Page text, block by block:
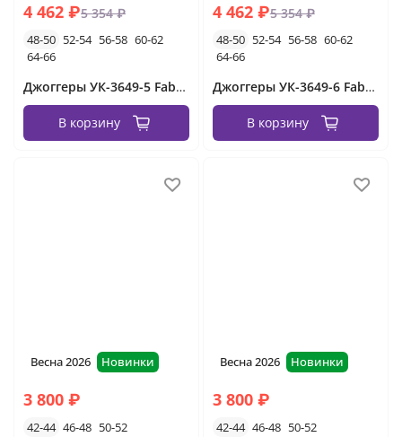
4 462 ₽5 354 ₽
48-50 52-54 56-58 60-62
64-66
Джоггеры УК-3649-5 Fabrika
В корзину
4 462 ₽5 354 ₽
48-50 52-54 56-58 60-62
64-66
Джоггеры УК-3649-6 Fabrika
В корзину
Весна 2026 Новинки
3 800 ₽
42-44 46-48 50-52
Весна 2026 Новинки
3 800 ₽
42-44 46-48 50-52